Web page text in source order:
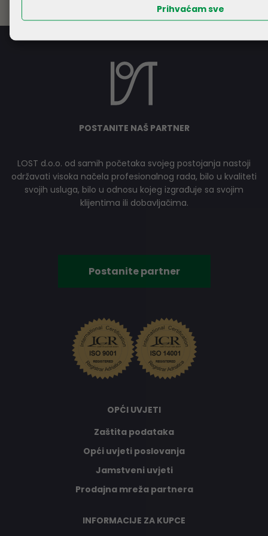
POSTANITE NAŠ PARTNER
LOST d.o.o. od samih početaka svojeg postojanja nastoji
održavati visoka načela profesionalnog rada, bilo u kvaliteti
svojih usluga, bilo u odnosu kojeg izgrađuje sa svojim
klijentima ili dobavljačima.
Postanite partner
OPĆI UVJETI
Zaštita podataka
Opći uvjeti poslovanja
Jamstveni uvjeti
Prodajna mreža partnera
INFORMACIJE ZA KUPCE
Prihvaćam sve